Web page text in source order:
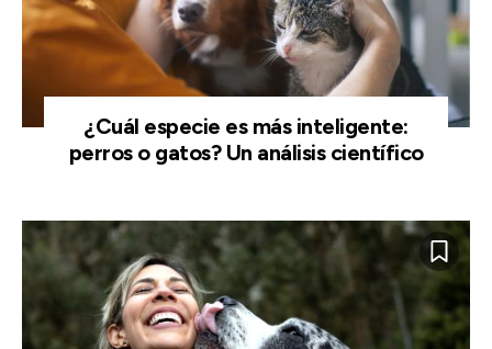
¿Cuál especie es más inteligente:
perros o gatos? Un análisis científico